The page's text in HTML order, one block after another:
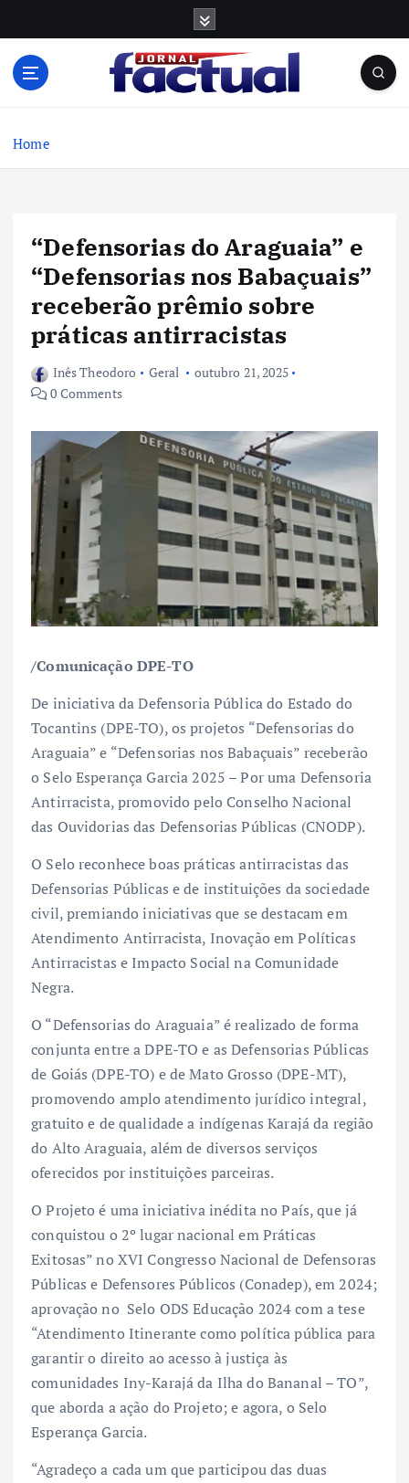
Home
“Defensorias do Araguaia” e
“Defensorias nos Babaçuais”
receberão prêmio sobre
práticas antirracistas
Inês Theodoro Geral
outubro 21, 2025
0 Comments
/Comunicação DPE-TO
De iniciativa da Defensoria Pública do Estado do
Tocantins (DPE-TO), os projetos “Defensorias do
Araguaia” e “Defensorias nos Babaçuais” receberão
o Selo Esperança Garcia 2025 – Por uma Defensoria
Antirracista, promovido pelo Conselho Nacional
das Ouvidorias das Defensorias Públicas (CNODP).
O Selo reconhece boas práticas antirracistas das
Defensorias Públicas e de instituições da sociedade
civil, premiando iniciativas que se destacam em
Atendimento Antirracista, Inovação em Políticas
Antirracistas e Impacto Social na Comunidade
Negra.
O “Defensorias do Araguaia” é realizado de forma
conjunta entre a DPE-TO e as Defensorias Públicas
de Goiás (DPE-TO) e de Mato Grosso (DPE-MT),
promovendo amplo atendimento jurídico integral,
gratuito e de qualidade a indígenas Karajá da região
do Alto Araguaia, além de diversos serviços
oferecidos por instituições parceiras.
O Projeto é uma iniciativa inédita no País, que já
conquistou o 2º lugar nacional em Práticas
Exitosas” no XVI Congresso Nacional de Defensoras
Públicas e Defensores Públicos (Conadep), em 2024;
aprovação no Selo ODS Educação 2024 com a tese
“Atendimento Itinerante como política pública para
garantir o direito ao acesso à justiça às
comunidades Iny-Karajá da Ilha do Bananal – TO”,
que aborda a ação do Projeto; e agora, o Selo
Esperança Garcia.
“Agradeço a cada um que participou das duas